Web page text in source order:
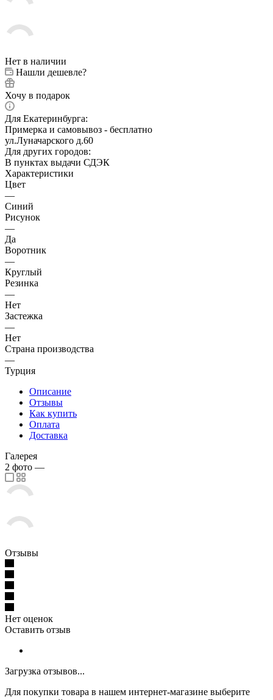
Нет в наличии
Нашли дешевле?
Хочу в подарок
Для Екатеринбурга:
Примерка и самовывоз - бесплатно
ул.Луначарского д.60
Для других городов:
В пунктах выдачи СДЭК
Характеристики
Цвет
—
Синий
Рисунок
—
Да
Воротник
—
Круглый
Резинка
—
Нет
Застежка
—
Нет
Страна производства
—
Турция
Описание
Отзывы
Как купить
Оплата
Доставка
Галерея
2 фото —
Отзывы
Нет оценок
Оставить отзыв
Загрузка отзывов...
Для покупки товара в нашем интернет-магазине выберите